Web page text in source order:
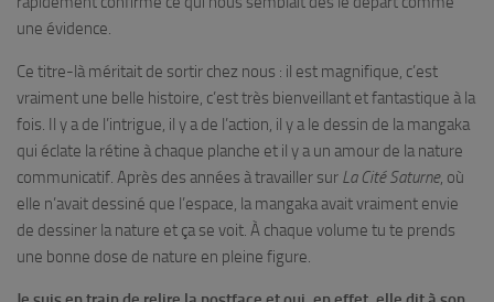
une évidence.
Ce titre-là méritait de sortir chez nous : il est magnifique, c’est
vraiment une belle histoire, c’est très bienveillant et fantastique à la
fois. Il y a de l’intrigue, il y a de l’action, il y a le dessin de la mangaka
qui éclate la rétine à chaque planche et il y a un amour de la nature
communicatif. Après des années à travailler sur La Cité Saturne, où
elle n’avait dessiné que l’espace, la mangaka avait vraiment envie
de dessiner la nature et ça se voit. À chaque volume tu te prends
une bonne dose de nature en pleine figure.